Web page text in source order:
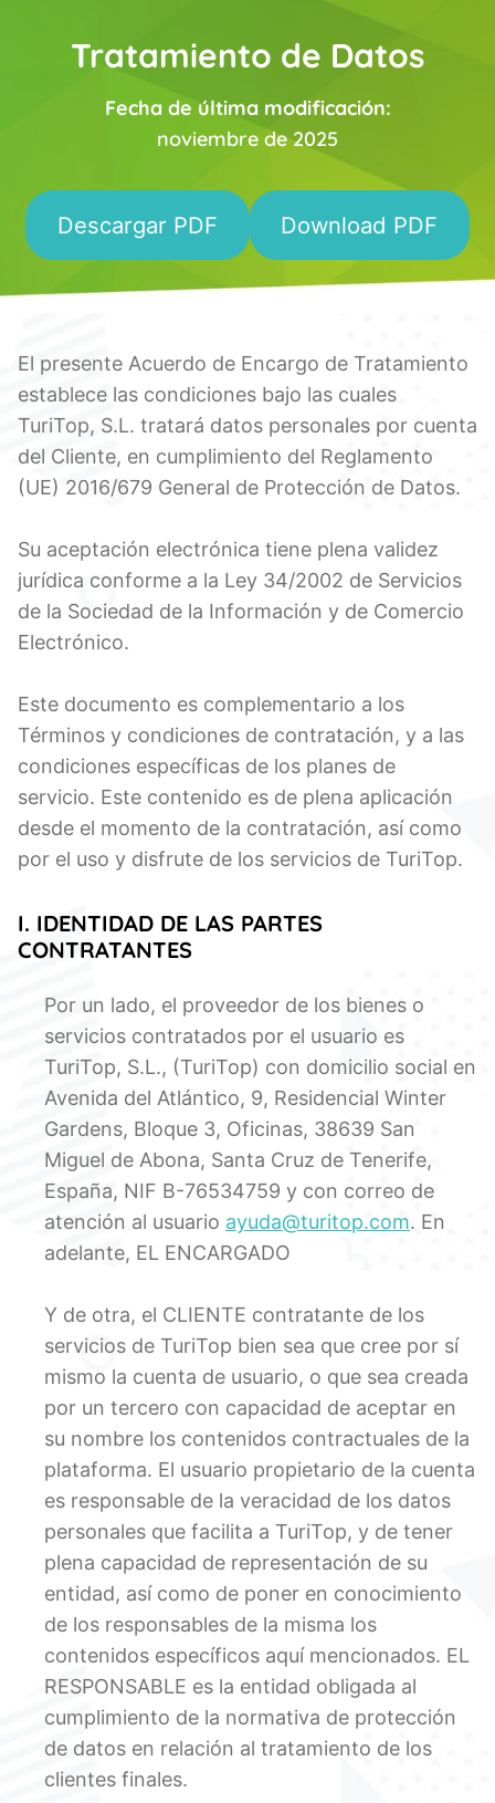
Tratamiento de Datos
Fecha de última modificación:
noviembre de 2025
Descargar PDF Download PDF
El presente Acuerdo de Encargo de Tratamiento
establece las condiciones bajo las cuales
TuriTop, S.L. tratará datos personales por cuenta
del Cliente, en cumplimiento del Reglamento
(UE) 2016/679 General de Protección de Datos.
Su aceptación electrónica tiene plena validez
jurídica conforme a la Ley 34/2002 de Servicios
de la Sociedad de la Información y de Comercio
Electrónico.
Este documento es complementario a los
Términos y condiciones de contratación, y a las
condiciones específicas de los planes de
servicio. Este contenido es de plena aplicación
desde el momento de la contratación, así como
por el uso y disfrute de los servicios de TuriTop.
I. IDENTIDAD DE LAS PARTES
CONTRATANTES
Por un lado, el proveedor de los bienes o
servicios contratados por el usuario es
TuriTop, S.L., (TuriTop) con domicilio social en
Avenida del Atlántico, 9, Residencial Winter
Gardens, Bloque 3, Oficinas, 38639 San
Miguel de Abona, Santa Cruz de Tenerife,
España, NIF B-76534759 y con correo de
atención al usuario ayuda@turitop.com. En
adelante, EL ENCARGADO
Y de otra, el CLIENTE contratante de los
servicios de TuriTop bien sea que cree por sí
mismo la cuenta de usuario, o que sea creada
por un tercero con capacidad de aceptar en
su nombre los contenidos contractuales de la
plataforma. El usuario propietario de la cuenta
es responsable de la veracidad de los datos
personales que facilita a TuriTop, y de tener
plena capacidad de representación de su
entidad, así como de poner en conocimiento
de los responsables de la misma los
contenidos específicos aquí mencionados. EL
RESPONSABLE es la entidad obligada al
cumplimiento de la normativa de protección
de datos en relación al tratamiento de los
clientes finales.